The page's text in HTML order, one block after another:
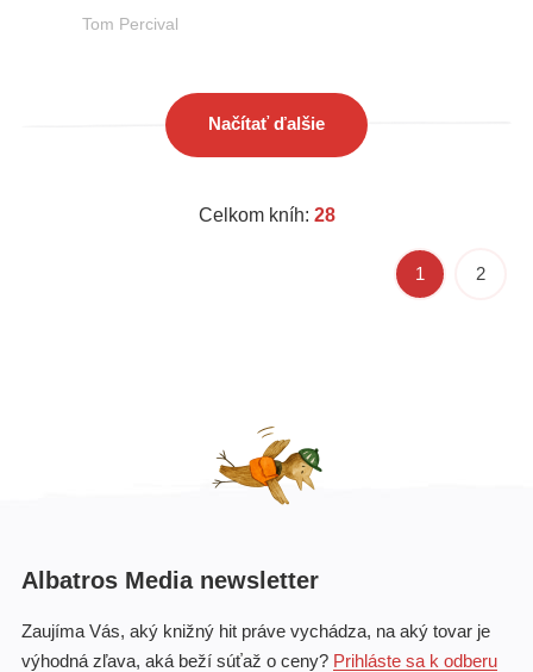
Tom Percival
Načítať ďalšie
Celkom kníh: 28
1 2
Albatros Media newsletter
Zaujíma Vás, aký knižný hit práve vychádza, na aký tovar je
výhodná zľava, aká beží súťaž o ceny? Prihláste sa k odberu